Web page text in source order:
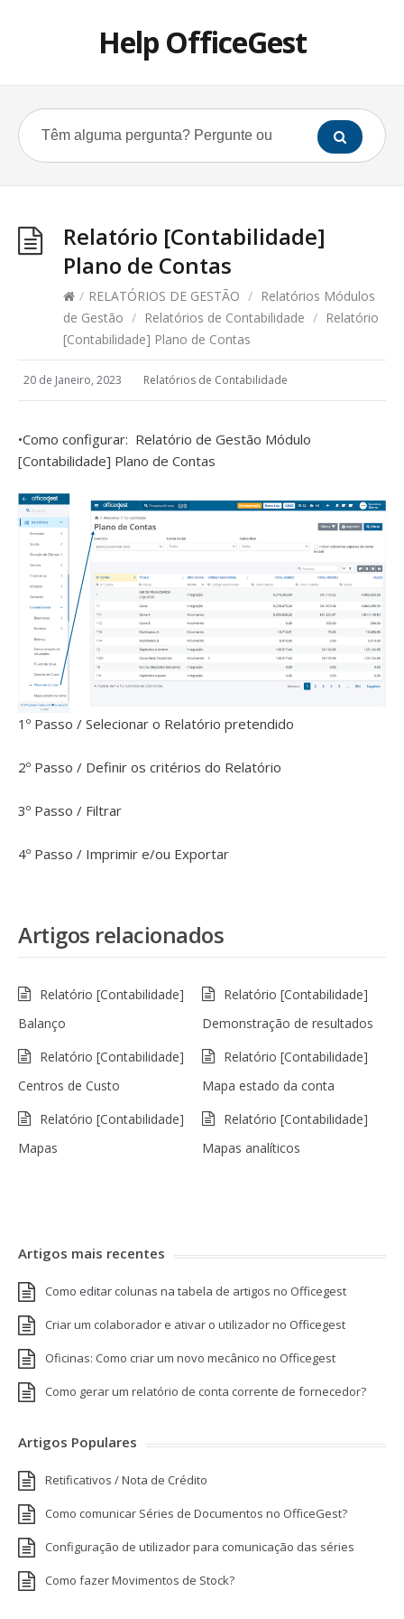
Help OfficeGest
Relatório [Contabilidade]
Plano de Contas
/ RELATÓRIOS DE GESTÃO / Relatórios Módulos
de Gestão / Relatórios de Contabilidade / Relatório
[Contabilidade] Plano de Contas
20 de Janeiro, 2023 Relatórios de Contabilidade
•Como configurar: Relatório de Gestão Módulo
[Contabilidade] Plano de Contas
1º Passo / Selecionar o Relatório pretendido
2º Passo / Definir os critérios do Relatório
3º Passo / Filtrar
4º Passo / Imprimir e/ou Exportar
Artigos relacionados
Relatório [Contabilidade]
Balanço
Relatório [Contabilidade]
Demonstração de resultados
Relatório [Contabilidade]
Centros de Custo
Relatório [Contabilidade]
Mapa estado da conta
Relatório [Contabilidade]
Mapas
Relatório [Contabilidade]
Mapas analíticos
Artigos mais recentes
Como editar colunas na tabela de artigos no Officegest
Criar um colaborador e ativar o utilizador no Officegest
Oficinas: Como criar um novo mecânico no Officegest
Como gerar um relatório de conta corrente de fornecedor?
Artigos Populares
Retificativos / Nota de Crédito
Como comunicar Séries de Documentos no OfficeGest?
Configuração de utilizador para comunicação das séries
Como fazer Movimentos de Stock?